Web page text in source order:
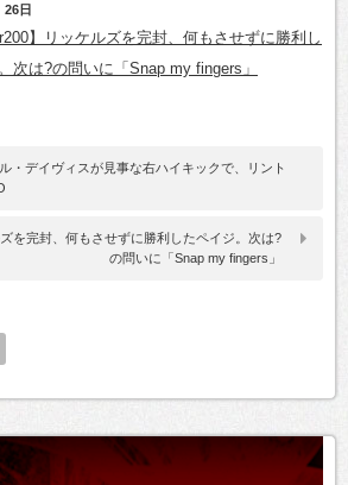
26日
】リッケルズを完封、何もさせずに勝利し
次は?の問いに「Snap my fingers」
ル・デイヴィスが見事な右ハイキックで、リント
ズを完封、何もさせずに勝利したペイジ。次は?
の問いに「Snap my fingers」